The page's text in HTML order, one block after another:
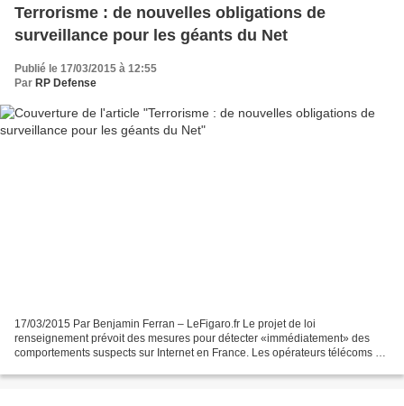
Terrorisme : de nouvelles obligations de
surveillance pour les géants du Net
Publié le 17/03/2015 à 12:55
Par RP Defense
17/03/2015 Par Benjamin Ferran – LeFigaro.fr Le projet de loi
renseignement prévoit des mesures pour détecter «immédiatement» des
comportements suspects sur Internet en France. Les opérateurs télécoms et